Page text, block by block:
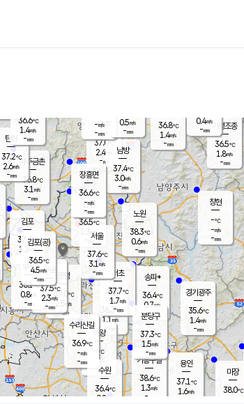
양주
37.0℃
2.4
-mm
과천
36.3℃
1.1m/s
- mm
용인
37.1℃
1.6m/s
경기광주
35.6℃
1.4m/s
-mm
파주금촌
36.8℃
3.1 m/s
-mm
가평조종
36.5℃
1.8m/s
-mm
36.8℃
1.4m/s
-mm
창현
-℃
-m/s
-mm
탄현
37.2℃
2.6m/s
-mm
0.4m/s
-mm
마장
38.0℃
의왕
- ℃
m/s
mm
김포
37.6℃
1.2 m/s
mm
광명
37.0
℃
2.5 m/s
-mm
부천
36.1℃
0.8m/s
-mm
구로
37.5℃
2.3m/s
-mm
은평
36.5℃
1.3 m/s
- mm
노원
38.3℃
0.6m/s
-mm
송파*
36.4℃
0.7m/s
-mm
서초
37.7℃
1.7m/s
-mm
남방
37.4℃
3.0m/s
-mm
기흥구갈
38.6℃
1.3m/s
-
수리산길
36.9℃
-m/s
-mm
분당구
37.3℃
1.5m/s
-mm
장흥면
36.6℃
-m/s
-mm
-m/s
-mm
김포(공)
36.5℃
4.5m/s
-mm
수원
36.4℃
0.8 m/s
서울
37.6℃
3.1 m/s
-mm
36.6℃
1.4m/s
-mm
0.5m/s
-mm